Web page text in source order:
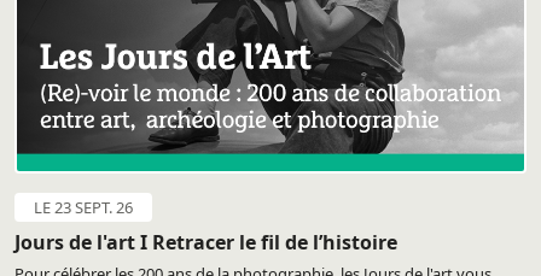
LE 23 SEPT. 26
Jours de l'art I Retracer le fil de l’histoire